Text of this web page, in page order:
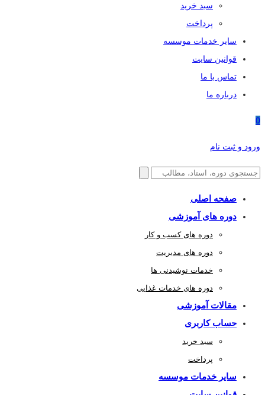
سبد خرید
پرداخت
سایر خدمات موسسه
قوانین سایت
تماس با ما
درباره ما
0
ورود و ثبت نام
صفحه اصلی
دوره های آموزشی
دوره های کسب و کار
دوره های مدیریت
خدمات نوشیدنی ها
دوره های خدمات غذایی
مقالات آموزشی
حساب کاربری
سبد خرید
پرداخت
سایر خدمات موسسه